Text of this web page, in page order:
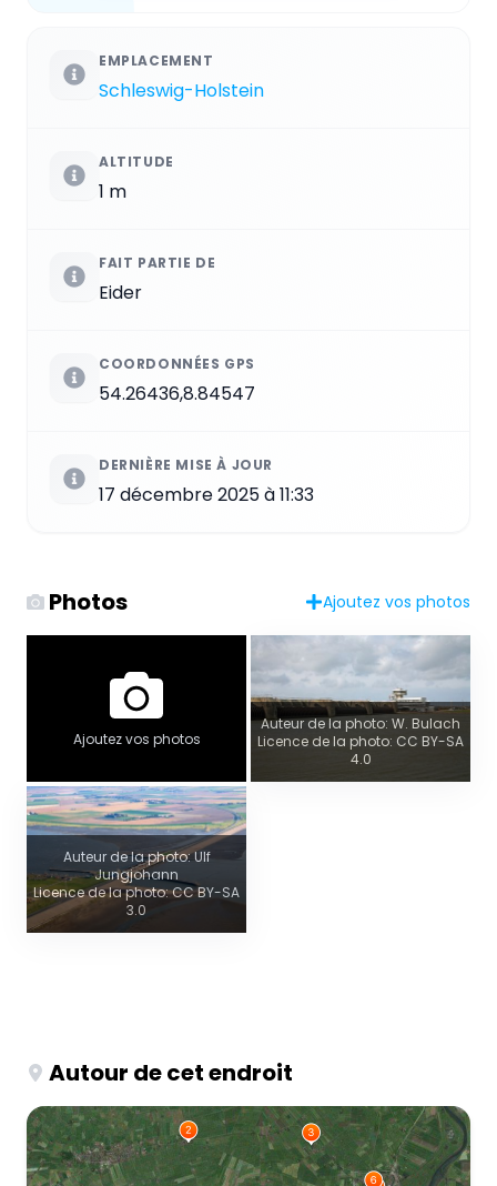
EMPLACEMENT
Schleswig-Holstein
ALTITUDE
1 m
FAIT PARTIE DE
Eider
COORDONNÉES GPS
54.26436,8.84547
DERNIÈRE MISE À JOUR
17 décembre 2025 à 11:33
Photos Ajoutez vos photos
Ajoutez vos photos
Auteur de la photo: W. Bulach
Licence de la photo: CC BY-SA
4.0
Auteur de la photo: Ulf
Jungjohann
Licence de la photo: CC BY-SA
3.0
Autour de cet endroit